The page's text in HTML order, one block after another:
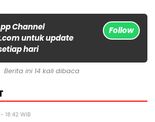
Channel
untuk update
hari
Follow
Berita ini 14 kali dibaca
18:42 WIB